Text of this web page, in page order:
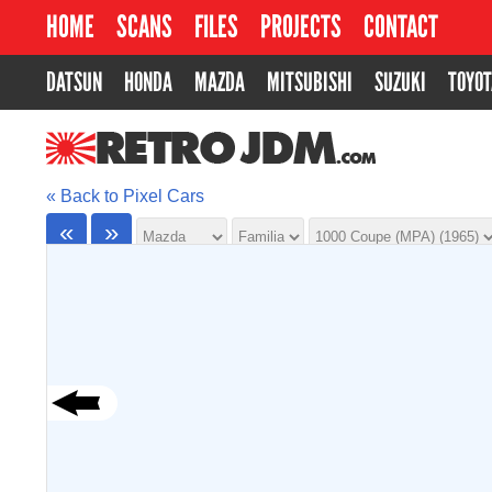
HOME SCANS FILES PROJECTS CONTACT
DATSUN HONDA MAZDA MITSUBISHI SUZUKI
RETROJDM.COM
« Back to Pixel Cars
« »